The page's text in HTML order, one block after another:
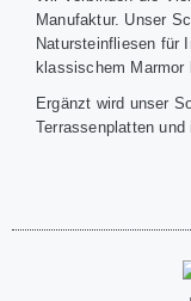
Manufaktur. Unser
Natursteinfliesen für
klassischem
Ergänzt wird unser
Terrassenplatten